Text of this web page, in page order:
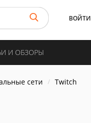
ВОЙТИ
И ОБЗОРЫ
сети Twitch